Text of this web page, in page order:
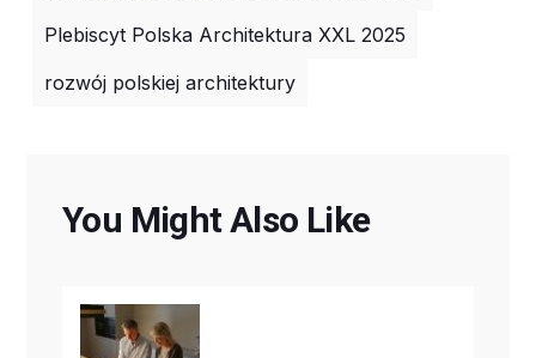
Plebiscyt Polska Architektura XXL 2025
rozwój polskiej architektury
You Might Also Like